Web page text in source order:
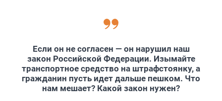
Если он не согласен — он нарушил наш
закон Российской Федерации. Изымайте
транспортное средство на штрафстоянку, а
гражданин пусть идет дальше пешком. Что
нам мешает? Какой закон нужен?